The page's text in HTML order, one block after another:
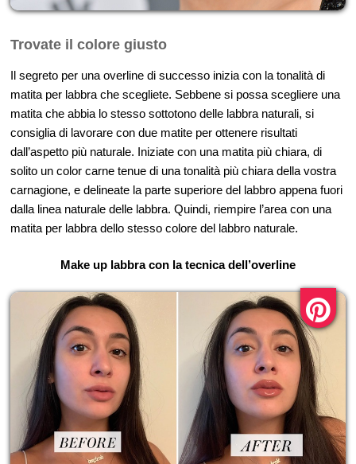
Trovate il colore giusto
Il segreto per una overline di successo inizia con la tonalità di
matita per labbra che scegliete. Sebbene si possa scegliere una
matita che abbia lo stesso sottotono delle labbra naturali, si
consiglia di lavorare con due matite per ottenere risultati
dall’aspetto più naturale. Iniziate con una matita più chiara, di
solito un color carne tenue di una tonalità più chiara della vostra
carnagione, e delineate la parte superiore del labbro appena fuori
dalla linea naturale delle labbra. Quindi, riempire l’area con una
matita per labbra dello stesso colore del labbro naturale.
Make up labbra con la tecnica dell’overline